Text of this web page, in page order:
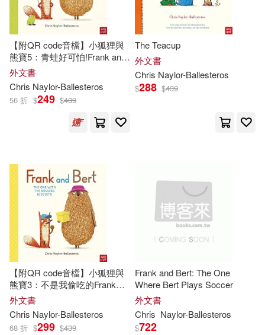
Chris(17)
Naylor-Ballesteros(15)
Chris Naylor-Ballesteros(7)
克里斯．內勒–巴列斯特羅斯(5)
Chris Naylor Ballesteros(2)
Naylor-ballesteros(2)
出版社 (可複選)
Ingram(17)
Nosy Crow Ltd(8) 小天下(5)
【附QR code音檔】小狐狸與
熊寶5：青蛙好可怕!Frank and
Bert: The One Where Bert is
Scared of Frogs
外文書
Chris Naylor-Ballesteros
56 折 $249 $439
The Teacup
外文書
Chris Naylor-Ballesteros
$288 $439
【附QR code音檔】小狐狸與
熊寶3：不是我偷吃的Frank
and Bert: The One With the
Missing Biscuits
外文書
Chris Naylor-Ballesteros
68 折 $299 $439
Frank and Bert: The One
Where Bert Plays Soccer
外文書
Chris Naylor-Ballesteros
$722